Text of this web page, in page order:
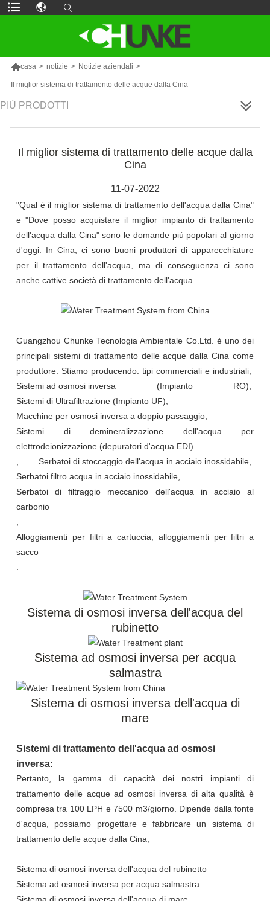
casa > notizie > Notizie aziendali >
Il miglior sistema di trattamento delle acque dalla Cina
PIÙ PRODOTTI
Il miglior sistema di trattamento delle acque dalla
Cina
11-07-2022
"Qual è il miglior sistema di trattamento dell'acqua dalla Cina"
e "Dove posso acquistare il miglior impianto di trattamento
dell'acqua dalla Cina" sono le domande più popolari al giorno
d'oggi. In Cina, ci sono buoni produttori di apparecchiature
per il trattamento dell'acqua, ma di conseguenza ci sono
anche cattive società di trattamento dell'acqua.
Guangzhou Chunke Tecnologia Ambientale Co.Ltd. è uno dei
principali sistemi di trattamento delle acque dalla Cina come
produttore. Stiamo producendo: tipi commerciali e industriali,
Sistemi ad osmosi inversa (Impianto RO),
Sistemi di Ultrafiltrazione (Impianto UF)
Macchine per osmosi inversa a doppio passaggio
Sistemi di demineralizzazione dell'acqua per
elettrodeionizzazione (depuratori d'acqua EDI)
Serbatoi di stoccaggio dell'acqua in acciaio inossidabile
Serbatoi filtro acqua in acciaio inossidabile
Serbatoi di filtraggio meccanico dell'acqua in acciaio al
carbonio
Alloggiamenti per filtri a cartuccia, alloggiamenti per filtri a
sacco
Sistema di osmosi inversa dell'acqua del
rubinetto
Sistema ad osmosi inversa per acqua
salmastra
Sistema di osmosi inversa dell'acqua di
mare
Sistemi di trattamento dell'acqua ad osmosi
inversa:
Pertanto, la gamma di capacità dei nostri impianti di
trattamento delle acque ad osmosi inversa di alta qualità è
compresa tra 100 LPH e 7500 m3/giorno. Dipende dalla fonte
d'acqua, possiamo progettare e fabbricare un sistema di
trattamento delle acque dalla Cina;
Sistema di osmosi inversa dell'acqua del rubinetto
Sistema ad osmosi inversa per acqua salmastra
Sistema di osmosi inversa dell'acqua di mare